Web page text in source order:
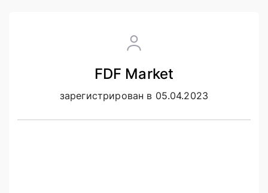
FDF Market
зарегистрирован в 05.04.2023